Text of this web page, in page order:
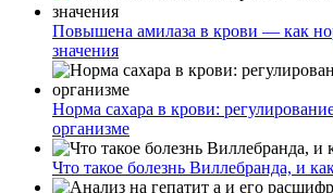
Повышена амилаза в крови — как
значения
Норма сахара в крови:
организме
Что такое болезнь Виллебранда, и